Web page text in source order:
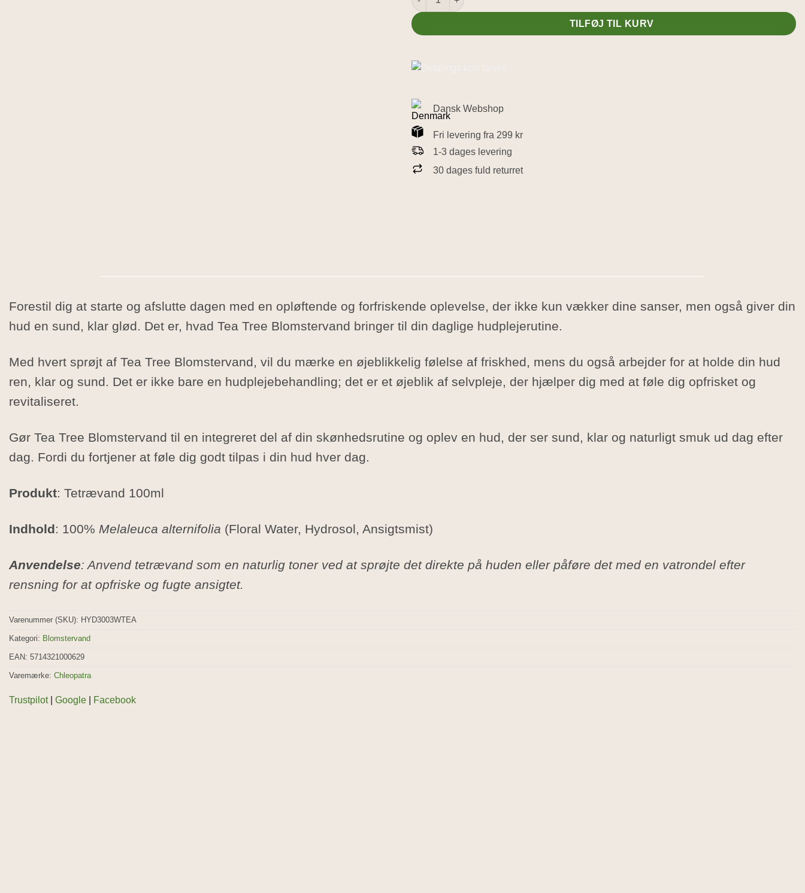
TILFØJ TIL KURV
Dansk Webshop
Fri levering fra 299 kr
1-3 dages levering
30 dages fuld returret
Forestil dig at starte og afslutte dagen med en opløftende og forfriskende oplevelse, der ikke kun vækker dine sanser, men også giver din
hud en sund, klar glød. Det er, hvad Tea Tree Blomstervand bringer til din daglige hudplejerutine.
Med hvert sprøjt af Tea Tree Blomstervand, vil du mærke en øjeblikkelig følelse af friskhed, mens du også arbejder for at holde din hud
ren, klar og sund. Det er ikke bare en hudplejebehandling; det er et øjeblik af selvpleje, der hjælper dig med at føle dig opfrisket og
revitaliseret.
Gør Tea Tree Blomstervand til en integreret del af din skønhedsrutine og oplev en hud, der ser sund, klar og naturligt smuk ud dag efter
dag. Fordi du fortjener at føle dig godt tilpas i din hud hver dag.
Produkt: Tetrævand 100ml
Indhold: 100% Melaleuca alternifolia (Floral Water, Hydrosol, Ansigtsmist)
Anvendelse: Anvend tetrævand som en naturlig toner ved at sprøjte det direkte på huden eller påføre det med en vatrondel efter
rensning for at opfriske og fugte ansigtet.
Varenummer (SKU): HYD3003WTEA
Kategori: Blomstervand
EAN: 5714321000629
Varemærke: Chleopatra
Trustpilot| Google Facebook